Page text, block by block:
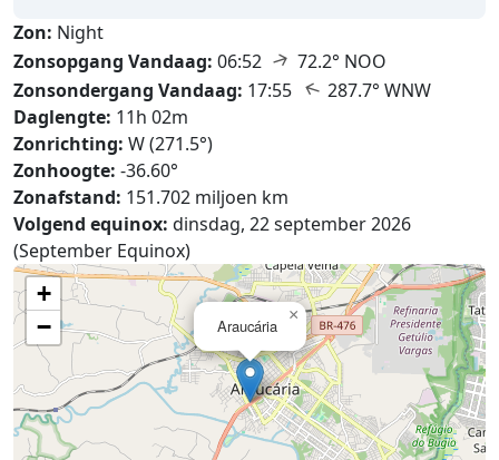
Zon: Night
Zonsopgang Vandaag: 06:52 ↑ 72.2° NOO
Zonsondergang Vandaag: 17:55 ↑ 287.7° WNW
Daglengte: 11h 02m
Zonrichting: W (271.5°)
Zonhoogte: -36.60°
Zonafstand: 151.702 miljoen km
Volgend equinox: dinsdag, 22 september 2026
(September Equinox)
Araucária
×
+
−